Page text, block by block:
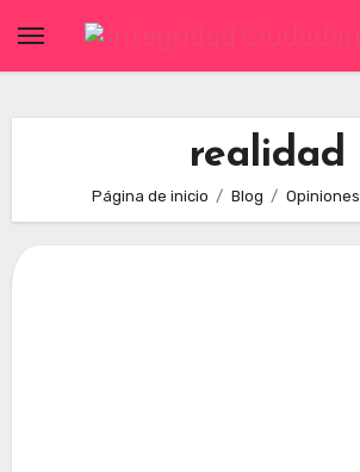
realidad
Página de inicio Blog Opiniones